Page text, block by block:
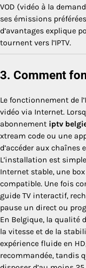
VOD (vidéo à la
ses émissions
d’avantages explique
tournent vers l’IPTV.
3. Comment
Le fonctionnement de
vidéo via Internet.
abonnement iptv
xtream code ou une
d’accéder aux
L’installation est
Internet stable, une
compatible. Une fois
guide TV interactif,
pause un direct ou
En Belgique, la qualité
la vitesse et de la
expérience fluide en
recommandée, tandis